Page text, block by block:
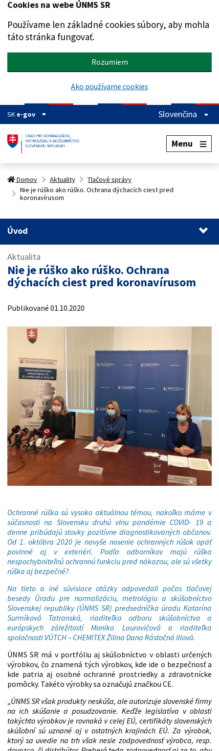
Preskočiť na hlavný obsah
Cookies na webe ÚNMS SR
Používame len základné cookies súbory, aby mohla
táto stránka fungovať.
Rozumiem
Ako používame cookies
SK e-gov Slovenčina
Menu
Domov Aktuality
Tlačové správy
Nie je rúško ako rúško. Ochrana dýchacích ciest pred
koronavírusom
Úvod
Úvod
Aktualita
Nie je rúško ako rúško. Ochrana
dýchacích ciest pred koronavírusom
Publikované 01.10.2020
Ochranné rúška sú vysoko aktuálnou témou, nakoľko máme v
súčasnosti na Slovensku druhú vlnu pandémie COVID- 19 a
denne pribúdajú stovky pozitívne diagnostikovaných občanov.
Od 1. októbra 2020 je navyše nosenie ochranných rúšok opäť
povinné aj v exteriéri. Podľa odborníkov majú rúška
nespochybniteľnú ochrannú funkciu pred nákazou, ale sú všetky
rúška aj bezpečné?
Na tieto a iné súvisiace otázky odpovedali počas tlačovej
besedy Úradu pre normalizáciu, metrológiu a skúšobníctvo
Slovenskej republiky (ÚNMS SR) predsedníčka úradu Katarína
Surmíková Tatranská, riaditeľka odboru skúšobníctva a
európskych záležitostí Monika Laurovičová a riaditeľka
spoločnosti VÚTCH – CHEMITEX Žilina Dana Rástočná Illová.
ÚNMS SR má v portfóliu aj skúšobníctvo v oblasti určených
výrobkov, čo znamená tých výrobkov, kde ide o bezpečnosť a
kde patria aj osobné ochranné prostriedky a zdravotnícke
pomôcky. Takéto výrobky sa označujú značkou CE.
„ÚNMS SR však produkty neskúša, ale autorizuje slovenské firmy
na ich skúšanie a posudzovanie. Keďže legislatíva v oblasti
takýchto výrobkov je rovnaká v celej EÚ, certifikáty slovenských
skúšobní sú uznané aj v ostatných krajinách EÚ. Za výrobok,
ktorý sa uvedie na trh však nesie zodpovednosť výrobca, resp.